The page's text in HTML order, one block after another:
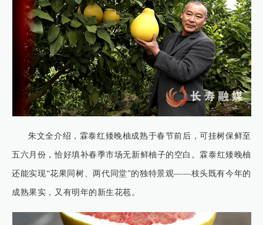
朱文全介绍，霖泰红矮晚柚成熟于春节前后，可挂树保鲜至
五六月份，恰好填补春季市场无新鲜柚子的空白。霖泰红矮晚柚
还能实现“花果同树、两代同堂”的独特景观——枝头既有今年的
成熟果实，又有明年的新生花苞。